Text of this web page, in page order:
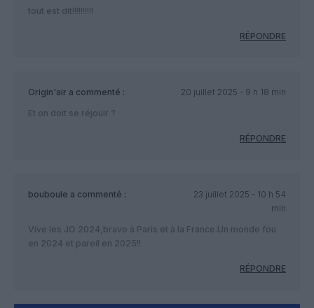
tout est dit!!!!!!!!!!
RÉPONDRE
Origin'air a commenté :
20 juillet 2025 - 9 h 18 min
Et on doit se réjouir ?
RÉPONDRE
bouboule a commenté :
23 juillet 2025 - 10 h 54
min
Vive les JO 2024,bravo à Paris et à la France.Un monde fou
en 2024 et pareil en 2025!!
RÉPONDRE